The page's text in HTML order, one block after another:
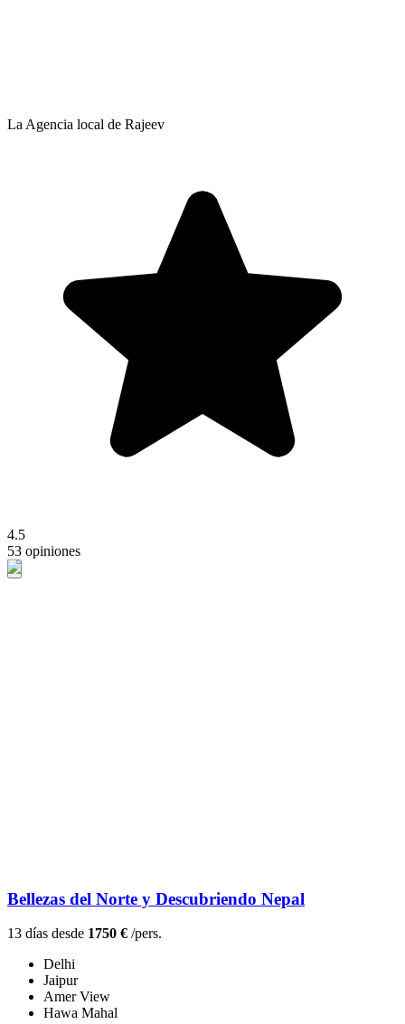
La Agencia local de Rajeev
4.5
53 opiniones
Bellezas del Norte y Descubriendo Nepal
13 días desde 1750 € /pers.
Delhi
Jaipur
Amer View
Hawa Mahal